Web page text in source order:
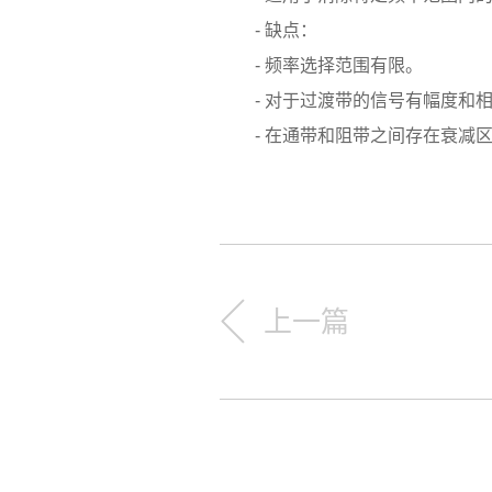
- 缺点：
- 频率选择范围有限。
- 对于过渡带的信号有幅度和相
- 在通带和阻带之间存在衰减区
上一篇